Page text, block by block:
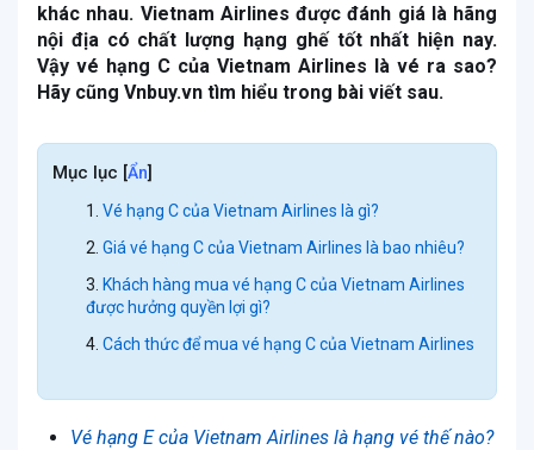
khác nhau. Vietnam Airlines được đánh giá là hãng
nội địa có chất lượng hạng ghế tốt nhất hiện nay.
Vậy vé hạng C của Vietnam Airlines là vé ra sao?
Hãy cũng Vnbuy.vn tìm hiểu trong bài viết sau.
Mục lục [Ẩn]
Vé hạng C của Vietnam Airlines là gì?
Giá vé hạng C của Vietnam Airlines là bao nhiêu?
Khách hàng mua vé hạng C của Vietnam Airlines
được hưởng quyền lợi gì?
Cách thức để mua vé hạng C của Vietnam Airlines
Vé hạng E của Vietnam Airlines là hạng vé thế nào?